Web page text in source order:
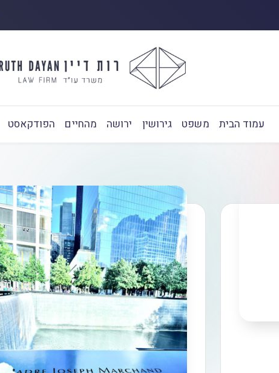
עמוד הבית משפט גירושין ירושה מהחיים הפודקאסט